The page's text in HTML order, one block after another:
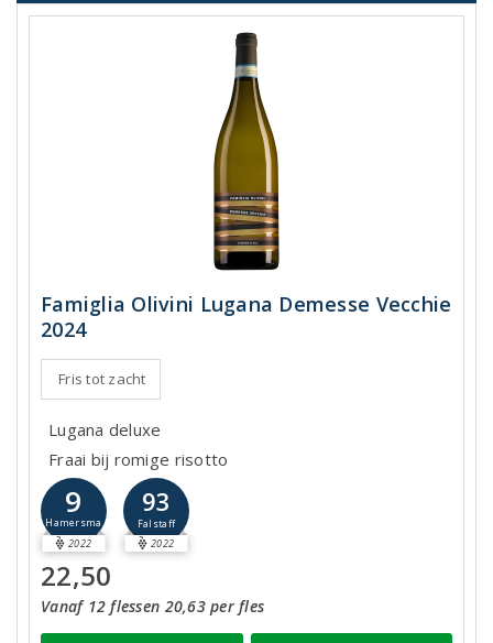
Famiglia Olivini Lugana Demesse Vecchie
2024
Fris tot zacht
Lugana deluxe
Fraai bij romige risotto
9
Hamersma
2022
93
Falstaff
2022
22,50
Vanaf 12 flessen 20,63 per fles